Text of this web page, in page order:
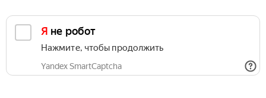
Я не робот
Нажмите, чтобы продолжить
Yandex SmartCaptcha